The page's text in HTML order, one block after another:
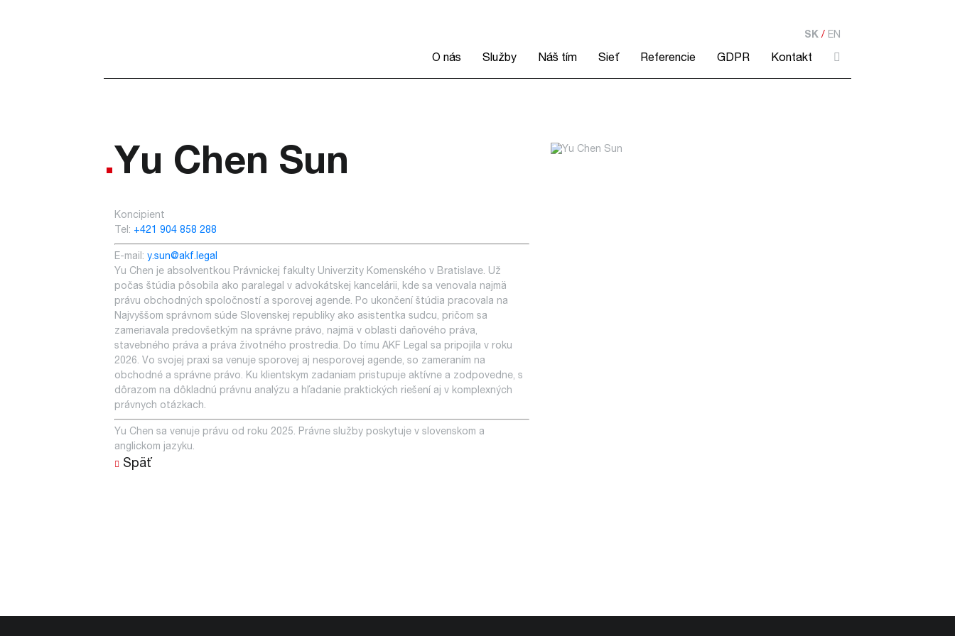
SK / EN
O nás Služby Náš tím Sieť Referencie GDPR Kontakt
Yu Chen Sun
Koncipient
Tel: +421 904 858 288
E-mail: y.sun@akf.legal
Yu Chen je absolventkou Právnickej fakulty Univerzity Komenského v Bratislave. Už
počas štúdia pôsobila ako paralegal v advokátskej kancelárii, kde sa venovala najmä
právu obchodných spoločností a sporovej agende. Po ukončení štúdia pracovala na
Najvyššom správnom súde Slovenskej republiky ako asistentka sudcu, pričom sa
zameriavala predovšetkým na správne právo, najmä v oblasti daňového práva,
stavebného práva a práva životného prostredia. Do tímu AKF Legal sa pripojila v roku
2026. Vo svojej praxi sa venuje sporovej aj nesporovej agende, so zameraním na
obchodné a správne právo. Ku klientskym zadaniam pristupuje aktívne a zodpovedne, s
dôrazom na dôkladnú právnu analýzu a hľadanie praktických riešení aj v komplexných
právnych otázkach.
Yu Chen sa venuje právu od roku 2025. Právne služby poskytuje v slovenskom a
anglickom jazyku.
Späť